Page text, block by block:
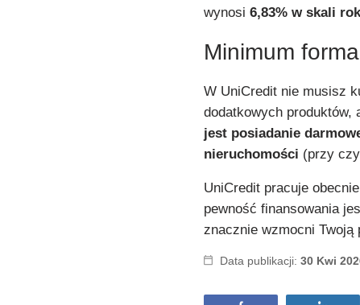
wynosi6,83% w skali
Minimum
W UniCredit nie musisz
dodatkowych
jest posiadanie
nieruchomości (przy
UniCredit pracuje
pewność finansowania
znacznie wzmocni
Data publikacji:30 Kwi